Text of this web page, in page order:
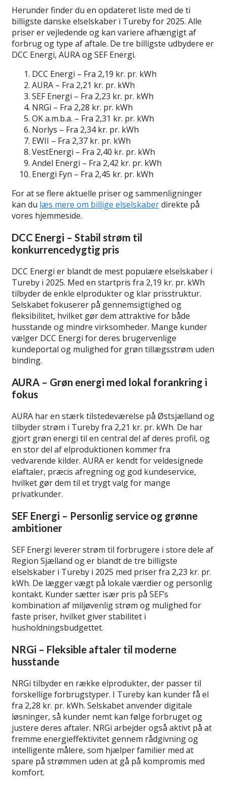
Herunder finder du en opdateret liste med de ti
billigste danske elselskaber i Tureby for 2025. Alle
priser er vejledende og kan variere afhængigt af
forbrug og type af aftale. De tre billigste udbydere er
DCC Energi, AURA og SEF Energi.
DCC Energi – Fra 2,19 kr. pr. kWh
AURA – Fra 2,21 kr. pr. kWh
SEF Energi – Fra 2,23 kr. pr. kWh
NRGi – Fra 2,28 kr. pr. kWh
OK a.m.b.a. – Fra 2,31 kr. pr. kWh
Norlys – Fra 2,34 kr. pr. kWh
EWII – Fra 2,37 kr. pr. kWh
VestEnergi – Fra 2,40 kr. pr. kWh
Andel Energi – Fra 2,42 kr. pr. kWh
Energi Fyn – Fra 2,45 kr. pr. kWh
For at se flere aktuelle priser og sammenligninger
kan du læs mere om billige elselskaberdirekte på
vores hjemmeside.
DCC Energi – Stabil strøm til
konkurrencedygtig pris
DCC Energi er blandt de mest populære elselskaber i
Tureby i 2025. Med en startpris fra 2,19 kr. pr. kWh
tilbyder de enkle elprodukter og klar prisstruktur.
Selskabet fokuserer på gennemsigtighed og
fleksibilitet, hvilket gør dem attraktive for både
husstande og mindre virksomheder. Mange kunder
vælger DCC Energi for deres brugervenlige
kundeportal og mulighed for grøn tillægsstrøm uden
binding.
AURA – Grøn energi med lokal forankring i
fokus
AURA har en stærk tilstedeværelse på Østsjælland og
tilbyder strøm i Tureby fra 2,21 kr. pr. kWh. De har
gjort grøn energi til en central del af deres profil, og
en stor del af elproduktionen kommer fra
vedvarende kilder. AURA er kendt for veldesignede
elaftaler, præcis afregning og god kundeservice,
hvilket gør dem til et trygt valg for mange
privatkunder.
SEF Energi – Personlig service og grønne
ambitioner
SEF Energi leverer strøm til forbrugere i store dele af
Region Sjælland og er blandt de tre billigste
elselskaber i Tureby i 2025 med priser fra 2,23 kr. pr.
kWh. De lægger vægt på lokale værdier og personlig
kontakt. Kunder sætter især pris på SEF’s
kombination af miljøvenlig strøm og mulighed for
faste priser, hvilket giver stabilitet i
husholdningsbudgettet.
NRGi – Fleksible aftaler til moderne
husstande
NRGi tilbyder en række elprodukter, der passer til
forskellige forbrugstyper. I Tureby kan kunder få el
fra 2,28 kr. pr. kWh. Selskabet anvender digitale
løsninger, så kunder nemt kan følge forbruget og
justere deres aftaler. NRGi arbejder også aktivt på at
fremme energieffektivitet gennem rådgivning og
intelligente målere, som hjælper familier med at
spare på strømmen uden at gå på kompromis med
komfort.